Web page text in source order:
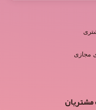
مجازی